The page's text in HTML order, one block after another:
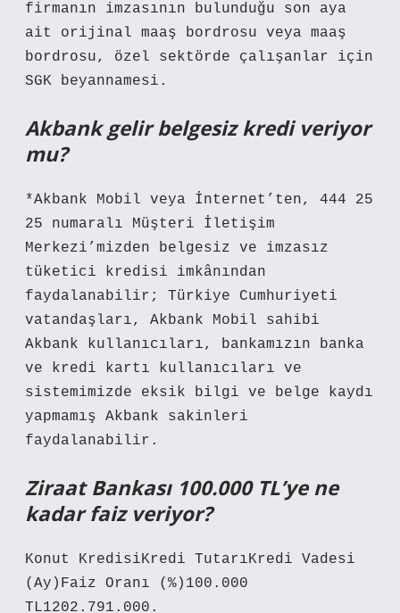
firmanın imzasının bulunduğu son aya
ait orijinal maaş bordrosu veya maaş
bordrosu, özel sektörde çalışanlar için
SGK beyannamesi.
Akbank gelir belgesiz kredi veriyor
mu?
*Akbank Mobil veya İnternet’ten, 444 25
25 numaralı Müşteri İletişim
Merkezi’mizden belgesiz ve imzasız
tüketici kredisi imkânından
faydalanabilir; Türkiye Cumhuriyeti
vatandaşları, Akbank Mobil sahibi
Akbank kullanıcıları, bankamızın banka
ve kredi kartı kullanıcıları ve
sistemimizde eksik bilgi ve belge kaydı
yapmamış Akbank sakinleri
faydalanabilir.
Ziraat Bankası 100.000 TL’ye ne
kadar faiz veriyor?
Konut KredisiKredi TutarıKredi Vadesi
(Ay)Faiz Oranı (%)100.000
TL1202.791.000.